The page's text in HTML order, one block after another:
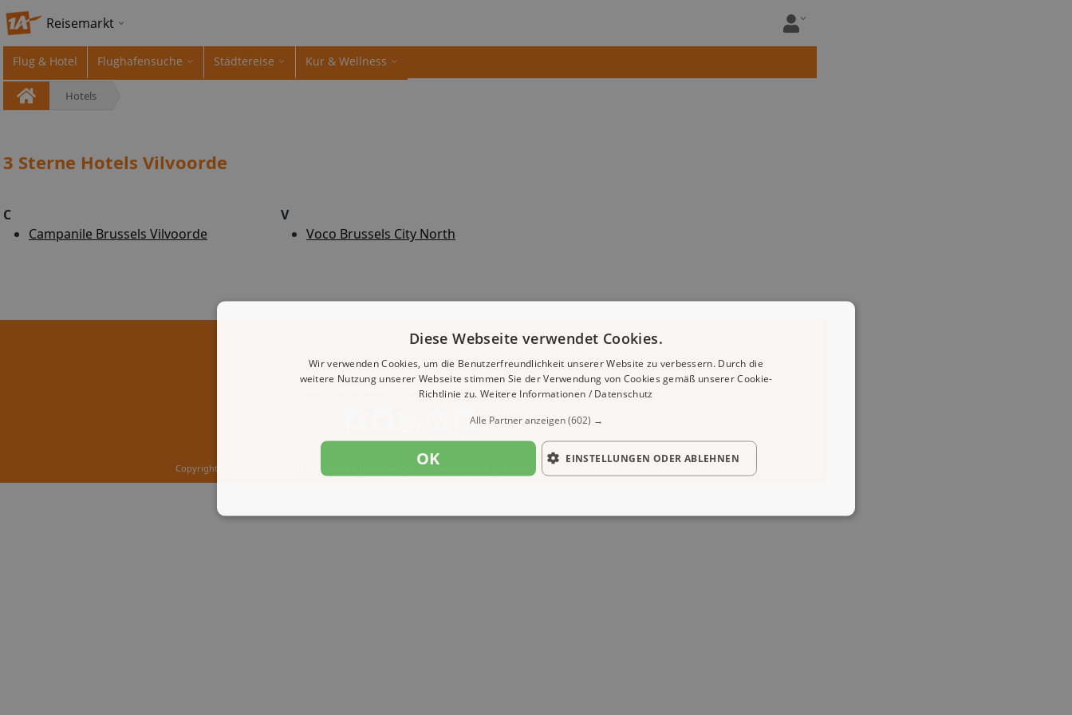
Reisemarkt
Flug & Hotel Flughafensuche Städtereise Kur & Wellness
Hotels
3 Sterne Hotels Vilvoorde
C
Campanile Brussels Vilvoorde
V
Voco Brussels City North
Impressum Datenschutz Cookies
Copyright © 2000 - 2026 1A-Infosysteme.de | Content by: 1A-Reisemarkt.de | 06.08.2026 | CFo: No|PATH ( 0.385)
Diese Webseite verwendet Cookies.
Wir verwenden Cookies, um die Benutzerfreundlichkeit unserer Website zu verbessern. Durch die
weitere Nutzung unserer Webseite stimmen Sie der Verwendung von Cookies gemäß unserer Cookie-
Richtlinie zu. Weitere Informationen / Datenschutz
Alle Partner anzeigen(602) →
OK EINSTELLUNGEN ODER ABLEHNEN